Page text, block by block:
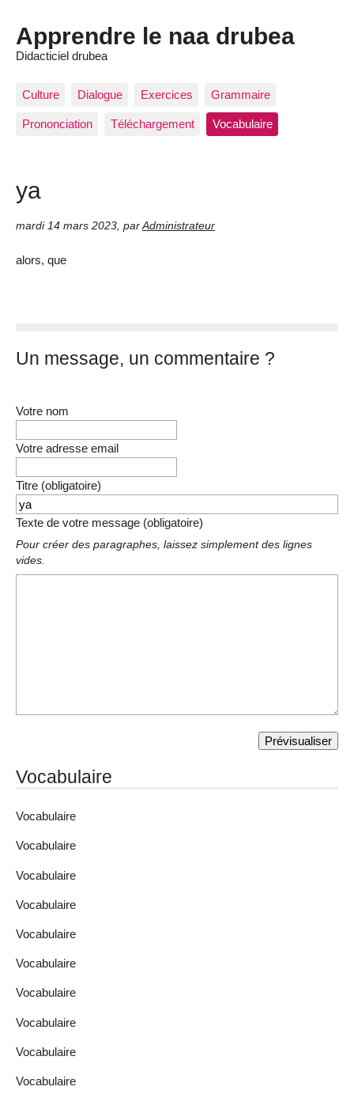
Apprendre le naa drubea
Didacticiel drubea
Culture Dialogue Exercices Grammaire
Prononciation Téléchargement Vocabulaire
ya
mardi 14 mars 2023 par Administrateur
alors, que
Un message, un commentaire ?
Votre nom
Votre adresse email
Titre (obligatoire)
Texte de votre message (obligatoire)
Pour créer des paragraphes, laissez simplement des lignes
vides.
Vocabulaire
Vocabulaire
Vocabulaire
Vocabulaire
Vocabulaire
Vocabulaire
Vocabulaire
Vocabulaire
Vocabulaire
Vocabulaire
Vocabulaire